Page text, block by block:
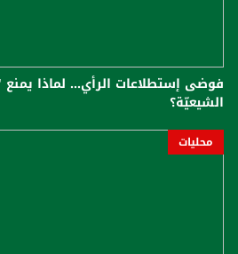
فوضى إستطلاعات الرأي... لماذا يمنع
الشيعيّة؟
محليات